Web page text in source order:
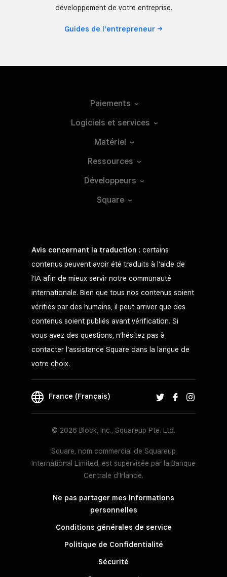
développement de votre entreprise.
Guides de l'entrepreneur
Paiements
Logiciels et services
Matériel
Ressources
Développeurs
Square
Avis concernant la traduction : certains
contenus peuvent avoir été traduits à l’aide de
l’IA afin de mieux servir notre communauté
internationale. Bien que tous nos contenus soient
vérifiés par des humains, il peut arriver que des
contenus soient publiés avant vérification. Si
vous avez des questions, n’hésitez pas à
contacter l’assistance Square dans la langue de
votre choix.
France (Français)
© 2026 Block, Inc., Squareup Pte. Ltd.
Square, nom commercial de Squareup
International Limited, est supervisée par la Banque
Centrale d’Irlande.
Ne pas partager mes informations
personnelles
Conditions générales de service
Politique de Confidentialité
Sécurité